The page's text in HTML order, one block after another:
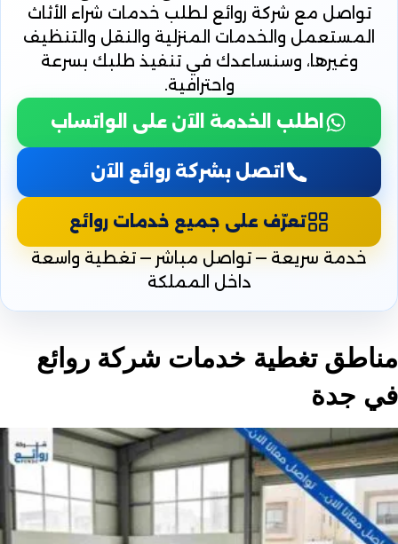
تواصل مع شركة روائع لطلب خدمات شراء الأثاث
المستعمل والخدمات المنزلية والنقل والتنظيف
وغيرها، وسنساعدك في تنفيذ طلبك بسرعة
واحترافية.
اطلب الخدمة الآن على الواتساب
اتصل بشركة روائع الآن
تعرّف على جميع خدمات روائع
خدمة سريعة — تواصل مباشر — تغطية واسعة
داخل المملكة
مناطق تغطية خدمات شركة روائع
في جدة